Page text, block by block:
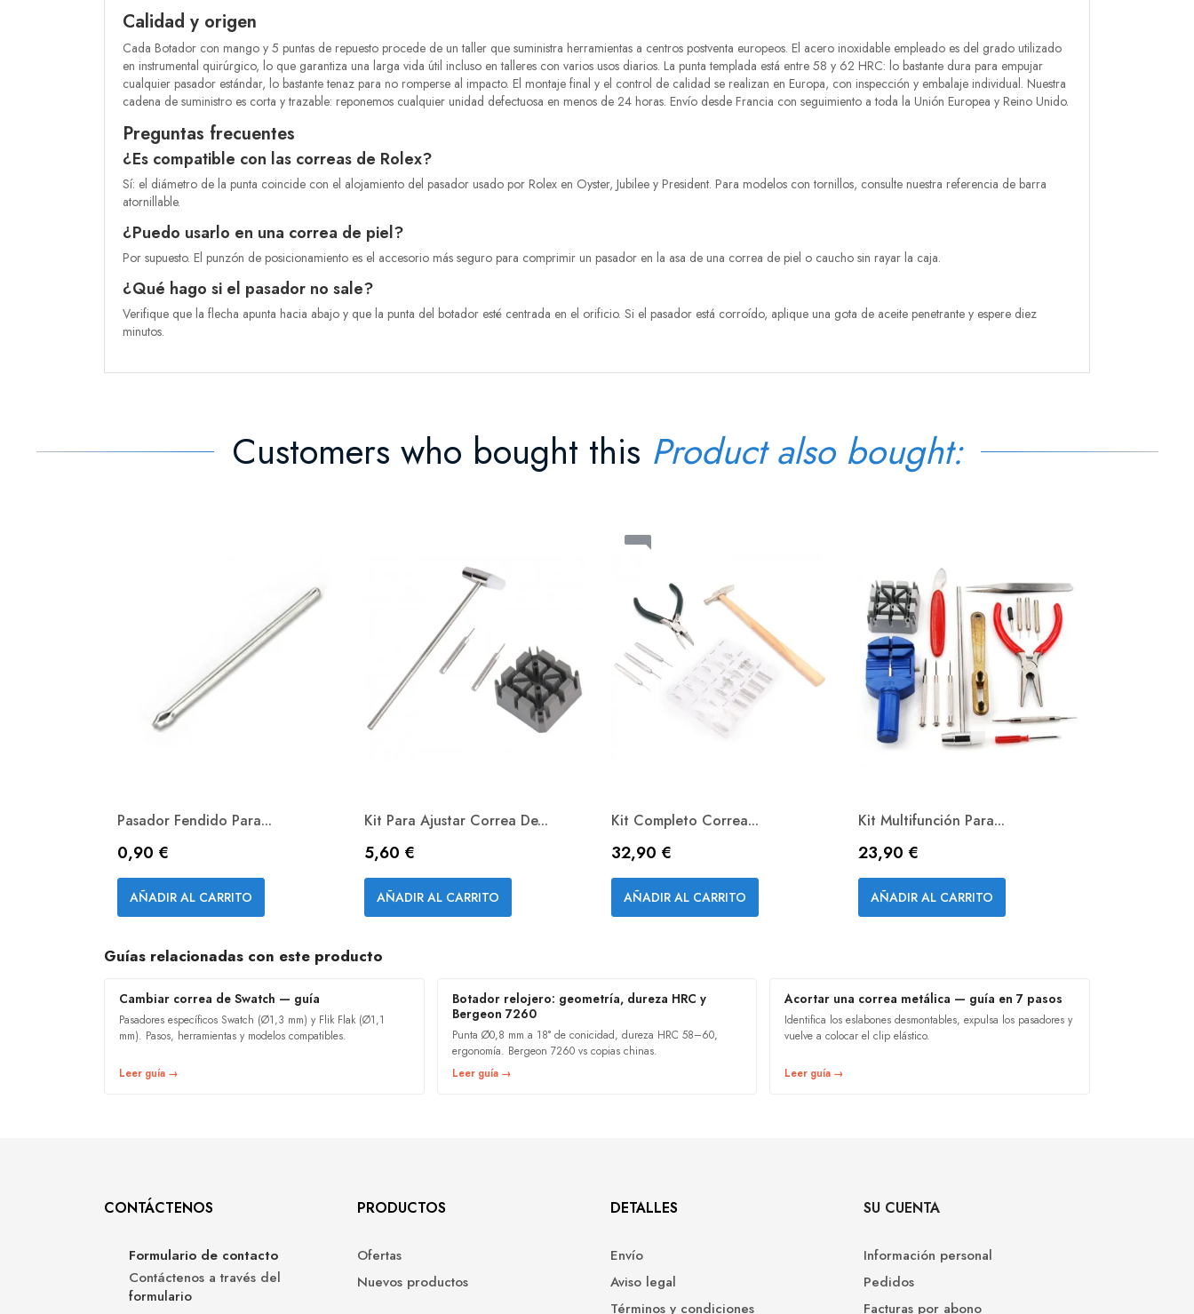
Calidad y origen
Cada Botador con mango y 5 puntas de repuesto procede de un taller que suministra herramientas a centros postventa europeos. El acero inoxidable empleado es del grado utilizado
en instrumental quirúrgico, lo que garantiza una larga vida útil incluso en talleres con varios usos diarios. La punta templada está entre 58 y 62 HRC: lo bastante dura para empujar
cualquier pasador estándar, lo bastante tenaz para no romperse al impacto. El montaje final y el control de calidad se realizan en Europa, con inspección y embalaje individual. Nuestra
cadena de suministro es corta y trazable: reponemos cualquier unidad defectuosa en menos de 24 horas. Envío desde Francia con seguimiento a toda la Unión Europea y Reino Unido.
Preguntas frecuentes
¿Es compatible con las correas de Rolex?
Sí: el diámetro de la punta coincide con el alojamiento del pasador usado por Rolex en Oyster, Jubilee y President. Para modelos con tornillos, consulte nuestra referencia de barra
atornillable.
¿Puedo usarlo en una correa de piel?
Por supuesto. El punzón de posicionamiento es el accesorio más seguro para comprimir un pasador en la asa de una correa de piel o caucho sin rayar la caja.
¿Qué hago si el pasador no sale?
Verifique que la flecha apunta hacia abajo y que la punta del botador esté centrada en el orificio. Si el pasador está corroído, aplique una gota de aceite penetrante y espere diez
minutos.
Customers who bought this Product also bought:
Pasador Fendido Para...
Precio
0,90 €
AÑADIR AL CARRITO
Kit Para Ajustar Correa De...
Precio
5,60 €
AÑADIR AL CARRITO
Kit Completo Correa...
Precio
32,90 €
AÑADIR AL CARRITO
Kit Multifunción Para...
Precio
23,90 €
AÑADIR AL CARRITO
Guías relacionadas con este producto
Cambiar correa de Swatch — guía
Pasadores específicos Swatch (Ø1,3 mm) y Flik Flak (Ø1,1
mm). Pasos, herramientas y modelos compatibles.
Leer guía →
Botador relojero: geometría, dureza HRC y
Bergeon 7260
Punta Ø0,8 mm a 18° de conicidad, dureza HRC 58–60,
ergonomía. Bergeon 7260 vs copias chinas.
Leer guía →
Acortar una correa metálica — guía en 7 pasos
Identifica los eslabones desmontables, expulsa los pasadores y
vuelve a colocar el clip elástico.
Leer guía →
CONTÁCTENOS
Formulario de contacto
Contáctenos a través del
formulario
PRODUCTOS
Ofertas
Nuevos productos
DETALLES
Envío
Aviso legal
Términos y condiciones
SU CUENTA
Información personal
Pedidos
Facturas por abono